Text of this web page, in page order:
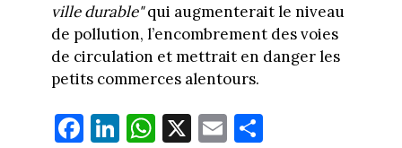
ville durable"qui augmenterait le niveau
de pollution, l’encombrement des voies
de circulation et mettrait en danger les
petits commerces alentours.
Fa Li W X E Pa